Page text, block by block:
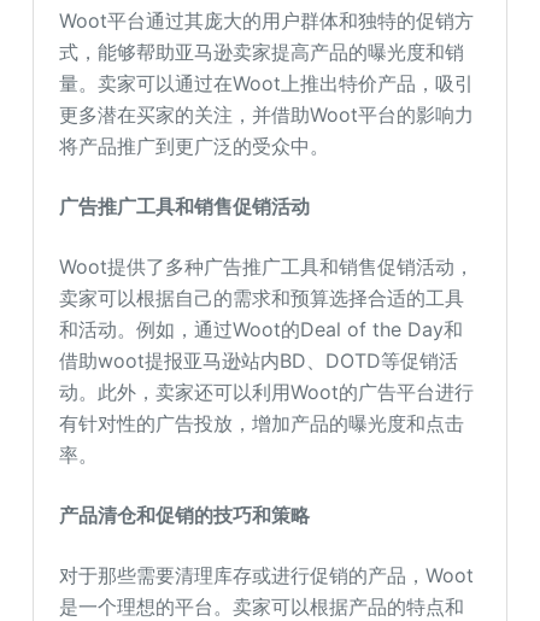
Woot平台通过其庞大的用户群体和独特的促销方
式，能够帮助亚马逊卖家提高产品的曝光度和销
量。卖家可以通过在Woot上推出特价产品，吸引
更多潜在买家的关注，并借助Woot平台的影响力
将产品推广到更广泛的受众中。
广告推广工具和销售促销活动
Woot提供了多种广告推广工具和销售促销活动，
卖家可以根据自己的需求和预算选择合适的工具
和活动。例如，通过Woot的Deal of the Day和
借助woot提报亚马逊站内BD、DOTD等促销活
动。此外，卖家还可以利用Woot的广告平台进行
有针对性的广告投放，增加产品的曝光度和点击
率。
产品清仓和促销的技巧和策略
对于那些需要清理库存或进行促销的产品，Woot
是一个理想的平台。卖家可以根据产品的特点和